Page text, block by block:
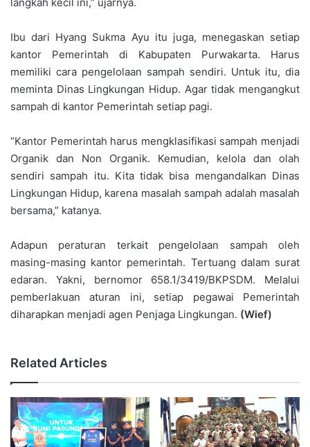
Ibu dari Hyang Sukma Ayu itu juga, menegaskan setiap
kantor Pemerintah di Kabupaten Purwakarta. Harus
memiliki cara pengelolaan sampah sendiri. Untuk itu, dia
meminta Dinas Lingkungan Hidup. Agar tidak mengangkut
sampah di kantor Pemerintah setiap pagi.
“Kantor Pemerintah harus mengklasifikasi sampah menjadi
Organik dan Non Organik. Kemudian, kelola dan olah
sendiri sampah itu. Kita tidak bisa mengandalkan Dinas
Lingkungan Hidup, karena masalah sampah adalah masalah
bersama,” katanya.
Adapun peraturan terkait pengelolaan sampah oleh
masing-masing kantor pemerintah. Tertuang dalam surat
edaran. Yakni, bernomor 658.1/3419/BKPSDM. Melalui
pemberlakuan aturan ini, setiap pegawai Pemerintah
diharapkan menjadi agen Penjaga Lingkungan. (Wief)
Related Articles